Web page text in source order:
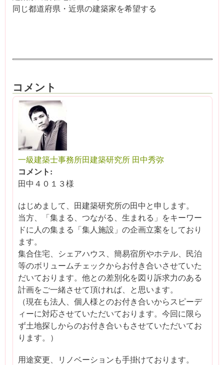
同じ都道府県・近県の建築家を希望する
コメント
一級建築士事務所田建築研究所 田中秀弥
コメント:
田中４０１３様
はじめまして、田建築研究所の田中と申します。
当方、「集まる、つながる、生まれる」をキーワー
ドに人の集まる「集人施設」の企画立案をしており
ます。
集合住宅、シェアハウス、簡易宿所やホテル、民泊
等のボリュームチェックからお付き合いさせていた
だいております。他との差別化を図り訴求力のある
計画をご一緒させて頂ければ、と思います。
（現在も法人、個人様とのお付き合いからスピーデ
ィーに対応させていただいております。今回に限ら
ず土地探しからのお付き合いもさせていただいてお
ります。）
用途変更、リノベーションも手掛けております。